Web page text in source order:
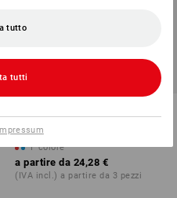
1 colore
a partire da 24,28 €
(IVA incl.) a partire da 3 pezzi
tutto
tutti